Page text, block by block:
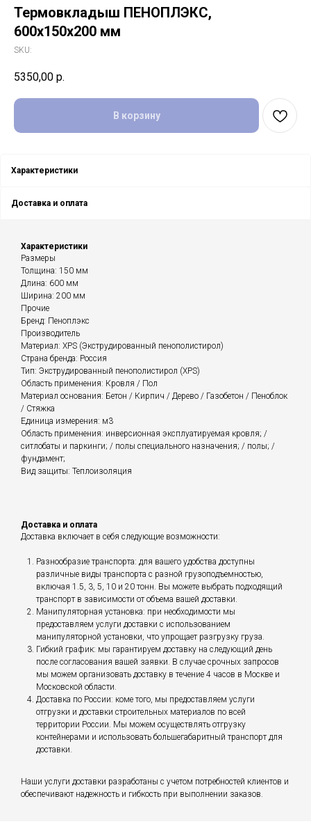
Термовкладыш ПЕНОПЛЭКС,
600x150x200 мм
SKU:
5350,00 р.
В корзину
Характеристики
Доставка и оплата
Характеристики
Размеры
Толщина: 150 мм
Длина: 600 мм
Ширина: 200 мм
Прочие
Бренд: Пеноплэкс
Производитель
Материал: XPS (Экструдированный пенополистирол)
Страна бренда: Россия
Тип: Экструдированный пенополистирол (XPS)
Область применения: Кровля / Пол
Материал основания: Бетон / Кирпич / Дерево / Газобетон / Пеноблок
/ Стяжка
Единица измерения: м3
Область применения: инверсионная эксплуатируемая кровля; /
ситлобаты и паркинги; / полы специального назначения; / полы; /
фундамент;
Вид защиты: Теплоизоляция
Доставка и оплата
Доставка включает в себя следующие возможности:
Разнообразие транспорта: для вашего удобства доступны
различные виды транспорта с разной грузоподъемностью,
включая 1.5, 3, 5, 10 и 20 тонн. Вы можете выбрать подходящий
транспорт в зависимости от объема вашей доставки.
Манипуляторная установка: при необходимости мы
предоставляем услуги доставки с использованием
манипуляторной установки, что упрощает разгрузку груза.
Гибкий график: мы гарантируем доставку на следующий день
после согласования вашей заявки. В случае срочных запросов
мы можем организовать доставку в течение 4 часов в Москве и
Московской области.
Доставка по России: коме того, мы предоставляем услуги
отгрузки и доставки строительных материалов по всей
территории России. Мы можем осуществлять отгрузку
контейнерами и использовать большегабаритный транспорт для
доставки.
Наши услуги доставки разработаны с учетом потребностей клиентов и
обеспечивают надежность и гибкость при выполнении заказов.